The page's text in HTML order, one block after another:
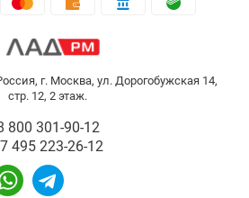
г. Москва, ул. Дорогобужская 14,
стр. 12, 2 этаж.
800 301-90-12
495 223-26-12